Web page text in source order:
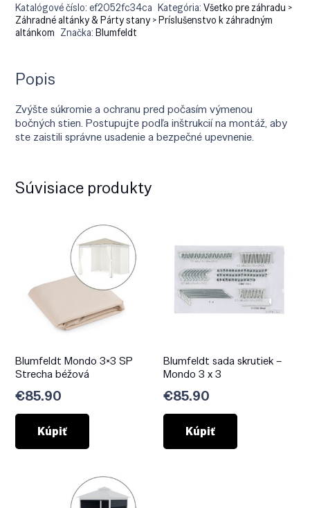
Katalógové číslo:ef2052fc34ca Kategória:Všetko pre záhradu >
Záhradné altánky & Párty stany > Príslušenstvo k záhradným
altánkom Značka:Blumfeldt
Popis
Zvýšte súkromie a ochranu pred počasím výmenou
bočných stien. Postupujte podľa inštrukcií na montáž, aby
ste zaistili správne usadenie a bezpečné upevnenie.
Súvisiace produkty
Blumfeldt Mondo 3×3 SP
Strecha béžová
€85.90
Kúpiť
Blumfeldt sada skrutiek –
Mondo 3 x 3
€85.90
Kúpiť